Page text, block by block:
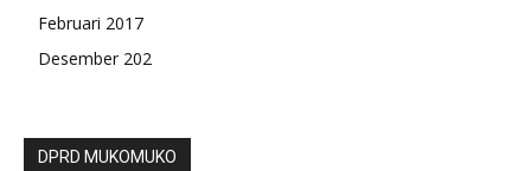
Februari 2017
Desember 202
DPRD MUKOMUKO